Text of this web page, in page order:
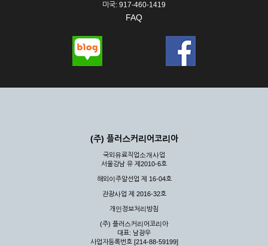
미국: 917-460-1419
FAQ
(주) 플러스커리어코리아
국외유료직업소개사업
서울강남 유 제2010-6호
해외이주알선업 제 16-04호
관광사업 제 2016-32호
개인정보처리방침
(주) 플러스커리어코리아
대표: 남광우
사업자등록번호 [214-88-59199]